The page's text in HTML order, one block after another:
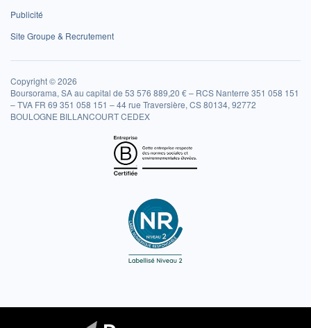
Publicité
Site Groupe & Recrutement
Copyright © 2026
Boursorama, SA au capital de 53 576 889,20 € – RCS Nanterre 351 058 151
– TVA FR 69 351 058 151 – 44 rue Traversière, CS 80134, 92772
BOULOGNE BILLANCOURT CEDEX